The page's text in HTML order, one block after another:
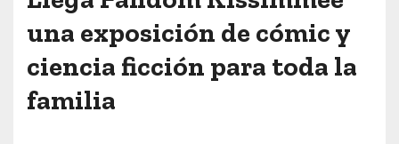
una exposición de cómic y
ciencia ficción para toda la
familia